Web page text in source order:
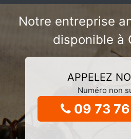
Notre entreprise
disponible à
APPELEZ
Numéro non
09 73